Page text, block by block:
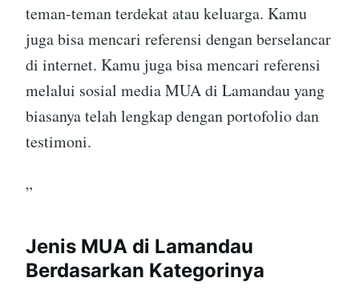
teman-teman terdekat atau keluarga. Kamu
juga bisa mencari referensi dengan berselancar
di internet. Kamu juga bisa mencari referensi
melalui sosial media MUA di Lamandau yang
biasanya telah lengkap dengan portofolio dan
testimoni.
”
Jenis MUA di Lamandau
Berdasarkan Kategorinya